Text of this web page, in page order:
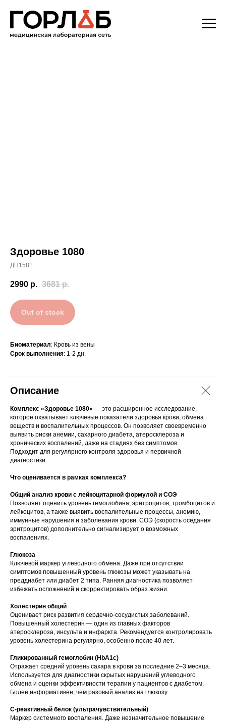
Здоровье 1080
ДП1581
2990 р. 3681 р.
Out of stock
Биоматериал: Кровь из вены
Срок выполнения: 1-2 дн.
Описание
Комплекс «Здоровье 1080» — это расширенное исследование,
которое охватывает ключевые показатели здоровья крови, обмена
веществ и воспалительных процессов. Он позволяет своевременно
выявить риски анемии, сахарного диабета, атеросклероза и
хронических воспалений, даже на стадиях без симптомов.
Подходит для регулярного контроля здоровья и первичной
диагностики.
Что оценивается в рамках комплекса?
Общий анализ крови с лейкоцитарной формулой и СОЭ
Позволяет оценить уровень гемоглобина, эритроцитов, тромбоцитов и
лейкоцитов, а также выявить воспалительные процессы, анемию,
иммунные нарушения и заболевания крови. СОЭ (скорость оседания
эритроцитов) дополнительно сигнализирует о возможных
воспалениях.
Глюкоза
Ключевой маркер углеводного обмена. Даже при отсутствии
симптомов повышенный уровень глюкозы может указывать на
преддиабет или диабет 2 типа. Ранняя диагностика позволяет
избежать осложнений и скорректировать образ жизни.
Холестерин общий
Оценивает риск развития сердечно-сосудистых заболеваний.
Повышенный холестерин — один из главных факторов
атеросклероза, инсульта и инфаркта. Рекомендуется контролировать
уровень холестерина регулярно, особенно после 40 лет.
Гликированный гемоглобин (HbA1c)
Отражает средний уровень сахара в крови за последние 2–3 месяца.
Используется для диагностики скрытых нарушений углеводного
обмена и оценки эффективности терапии у пациентов с диабетом.
Более информативен, чем разовый анализ на глюкозу.
С-реактивный белок (ультрачувствительный)
Маркер системного воспаления. Даже незначительное повышение